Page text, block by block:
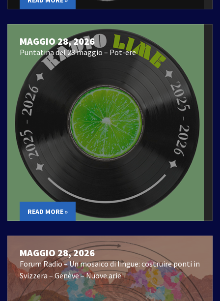
MAGGIO 28, 2026
Puntatina del 28 maggio – Pot-ere
READ MORE »
MAGGIO 28, 2026
Forum Radio – Un mosaico di lingue: costruire ponti in
Svizzera – Genève – Nuove arie